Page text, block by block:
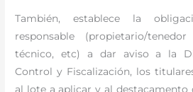
También, establece la
responsable (propietario/
técnico, etc) a dar aviso a la
Control y Fiscalización, los
al lote a aplicar y al destacamento